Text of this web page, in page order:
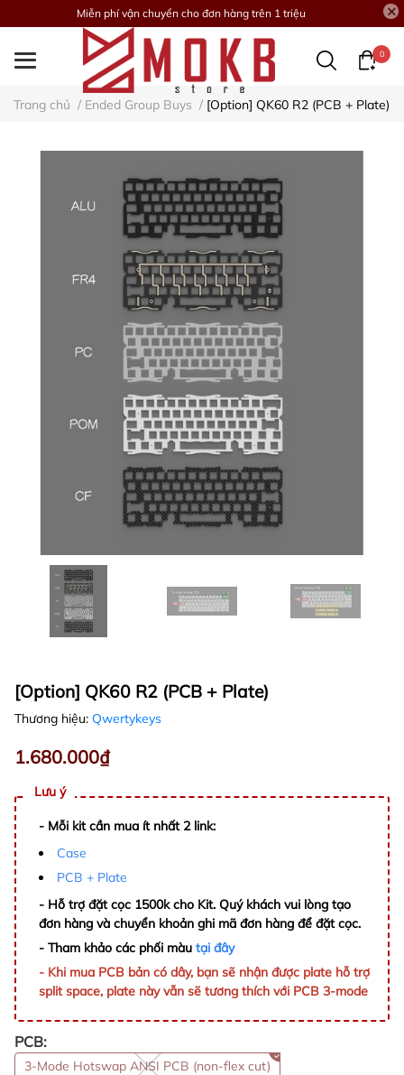
Miễn phí vận chuyển cho đơn hàng trên 1 triệu
0
Trang chủ / Ended Group Buys / [Option] QK60 R2 (PCB + Plate)
[Option] QK60 R2 (PCB + Plate)
Thương hiệu: Qwertykeys
1.680.000₫
Lưu ý
- Mỗi kit cần mua ít nhất 2 link:
Case
PCB + Plate
- Hỗ trợ đặt cọc 1500k cho Kit. Quý khách vui lòng tạo
đơn hàng và chuyển khoản ghi mã đơn hàng để đặt cọc.
- Tham khảo các phối màu tại đây
- Khi mua PCB bản có dây, bạn sẽ nhận được plate hỗ trợ
split space, plate này vẫn sẽ tương thích với PCB 3-mode
PCB:
3-Mode Hotswap ANSI PCB (non-flex cut)